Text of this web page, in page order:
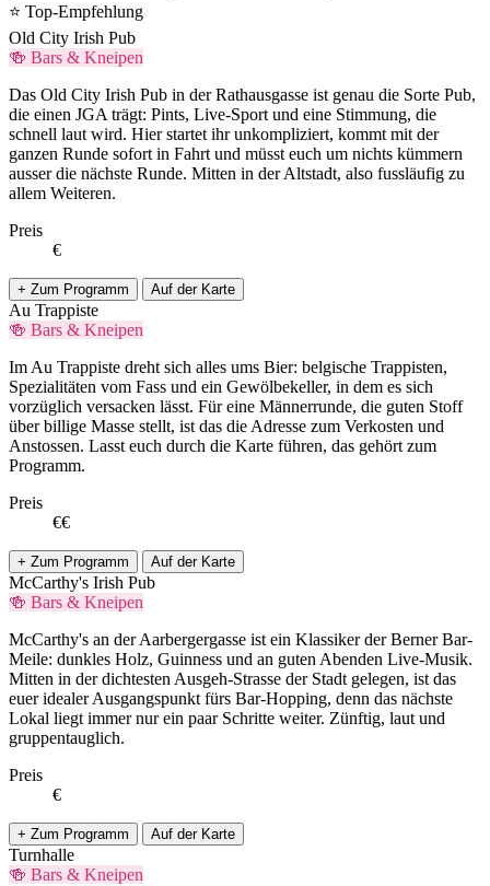
⭐ Top-Empfehlung
Old City Irish Pub
🍻 Bars & Kneipen
Das Old City Irish Pub in der Rathausgasse ist genau die Sorte Pub,
die einen JGA trägt: Pints, Live-Sport und eine Stimmung, die
schnell laut wird. Hier startet ihr unkompliziert, kommt mit der
ganzen Runde sofort in Fahrt und müsst euch um nichts kümmern
ausser die nächste Runde. Mitten in der Altstadt, also fussläufig zu
allem Weiteren.
Preis
€
+ Zum Programm Auf der Karte
Au Trappiste
🍻 Bars & Kneipen
Im Au Trappiste dreht sich alles ums Bier: belgische Trappisten,
Spezialitäten vom Fass und ein Gewölbekeller, in dem es sich
vorzüglich versacken lässt. Für eine Männerrunde, die guten Stoff
über billige Masse stellt, ist das die Adresse zum Verkosten und
Anstossen. Lasst euch durch die Karte führen, das gehört zum
Programm.
Preis
€€
+ Zum Programm Auf der Karte
McCarthy's Irish Pub
🍻 Bars & Kneipen
McCarthy's an der Aarbergergasse ist ein Klassiker der Berner Bar-
Meile: dunkles Holz, Guinness und an guten Abenden Live-Musik.
Mitten in der dichtesten Ausgeh-Strasse der Stadt gelegen, ist das
euer idealer Ausgangspunkt fürs Bar-Hopping, denn das nächste
Lokal liegt immer nur ein paar Schritte weiter. Zünftig, laut und
gruppentauglich.
Preis
€
+ Zum Programm Auf der Karte
Turnhalle
🍻 Bars & Kneipen